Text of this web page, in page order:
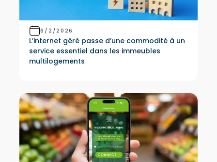
6/2/2026
L’internet géré passe d’une commodité à un
service essentiel dans les immeubles
multilogements